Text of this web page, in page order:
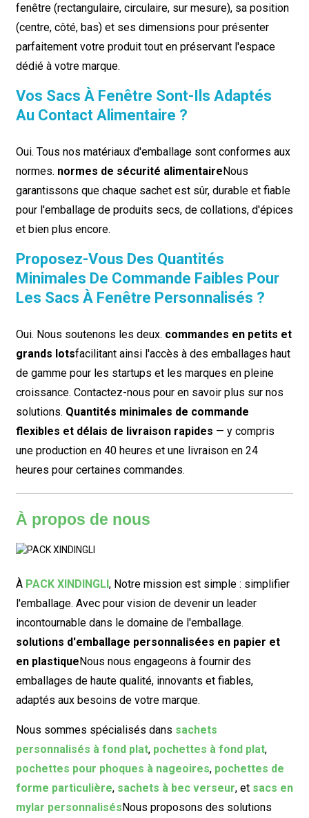
fenêtre (rectangulaire, circulaire, sur mesure), sa position
(centre, côté, bas) et ses dimensions pour présenter
parfaitement votre produit tout en préservant l'espace
dédié à votre marque.
Vos Sacs À Fenêtre Sont-Ils Adaptés
Au Contact Alimentaire ?
Oui. Tous nos matériaux d'emballage sont conformes aux
normes. normes de sécurité alimentaireNous
garantissons que chaque sachet est sûr, durable et fiable
pour l'emballage de produits secs, de collations, d'épices
et bien plus encore.
Proposez-Vous Des Quantités
Minimales De Commande Faibles Pour
Les Sacs À Fenêtre Personnalisés ?
Oui. Nous soutenons les deux. commandes en petits et
grands lotsfacilitant ainsi l'accès à des emballages haut
de gamme pour les startups et les marques en pleine
croissance. Contactez-nous pour en savoir plus sur nos
solutions. Quantités minimales de commande
flexibles et délais de livraison rapides — y compris
une production en 40 heures et une livraison en 24
heures pour certaines commandes.
À propos de nous
À PACK XINDINGLI, Notre mission est simple : simplifier
l'emballage. Avec pour vision de devenir un leader
incontournable dans le domaine de l'emballage.
solutions d'emballage personnalisées en papier et
en plastiqueNous nous engageons à fournir des
emballages de haute qualité, innovants et fiables,
adaptés aux besoins de votre marque.
Nous sommes spécialisés dans sachets
personnalisés à fond plat, pochettes à fond plat,
pochettes pour phoques à nageoires, pochettes de
forme particulière, sachets à bec verseur, et sacs en
mylar personnalisésNous proposons des solutions